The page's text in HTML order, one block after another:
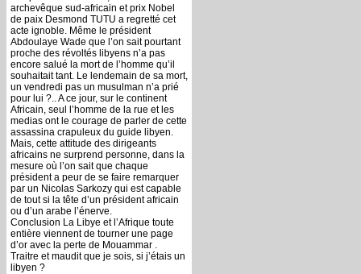
archevêque sud-africain et prix Nobel
de paix Desmond TUTU a regretté cet
acte ignoble. Même le président
Abdoulaye Wade que l’on sait pourtant
proche des révoltés libyens n’a pas
encore salué la mort de l’homme qu’il
souhaitait tant. Le lendemain de sa mort,
un vendredi pas un musulman n’a prié
pour lui ?.. A ce jour, sur le continent
Africain, seul l’homme de la rue et les
medias ont le courage de parler de cette
assassina crapuleux du guide libyen.
Mais, cette attitude des dirigeants
africains ne surprend personne, dans la
mesure où l’on sait que chaque
président a peur de se faire remarquer
par un Nicolas Sarkozy qui est capable
de tout si la tête d’un président africain
ou d’un arabe l’énerve.
Conclusion La Libye et l’Afrique toute
entière viennent de tourner une page
d’or avec la perte de Mouammar .
Traitre et maudit que je sois, si j’étais un
libyen ?